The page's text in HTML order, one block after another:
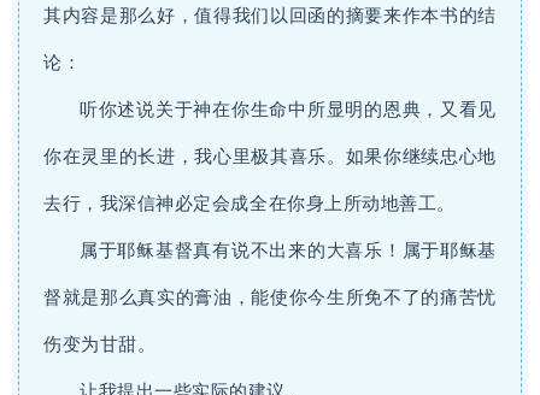
其内容是那么好，值得我们以回函的摘要来作本书的结
论：
听你述说关于神在你生命中所显明的恩典，又看见
你在灵里的长进，我心里极其喜乐。如果你继续忠心地
去行，我深信神必定会成全在你身上所动地善工。
属于耶稣基督真有说不出来的大喜乐！属于耶稣基
督就是那么真实的膏油，能使你今生所免不了的痛苦忧
伤变为甘甜。
让我提出一些实际的建议。